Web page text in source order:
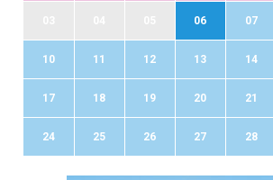
06 07
10 11 12 13 14
17 18 19 20 21
24 25 26 27 28